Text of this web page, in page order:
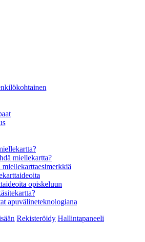
miellekartta?
miellekarttaesimerkkiä
opiskeluun
apuvälineteknologiana
Rekisteröidy Hallintapaneeli